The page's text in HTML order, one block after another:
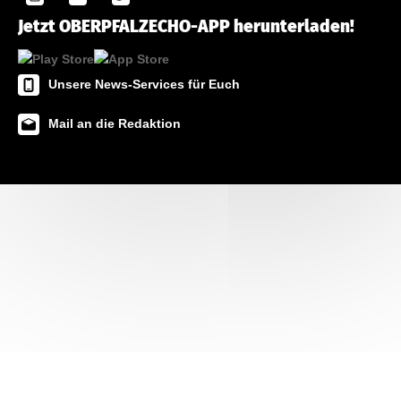
Jetzt OBERPFALZECHO-APP herunterladen!
Unsere News-Services für Euch
Mail an die Redaktion